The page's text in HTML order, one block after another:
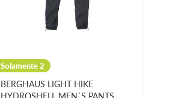
Solamente 2
BERGHAUS LIGHT HIKE
HYDROSHELL MEN´S PANTS